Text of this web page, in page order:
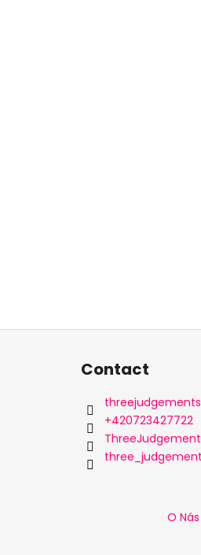
F
Contact
+420723427722
O Nás